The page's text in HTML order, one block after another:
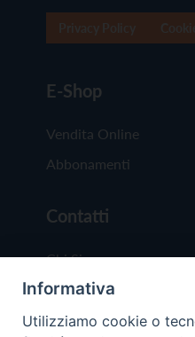
E-Shop
Vendita Online
Abbonamenti
Contatti
Chi Siamo
Redazione
Scrivici
Informativa
Utilizziamo cookie o